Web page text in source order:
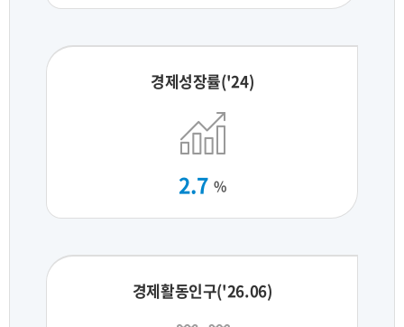
경제성장률('24)
2.7 %
경제활동인구('26.06)